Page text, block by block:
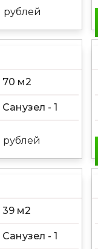
рублей
70 м2
Санузел - 1
рублей
39 м2
Санузел - 1